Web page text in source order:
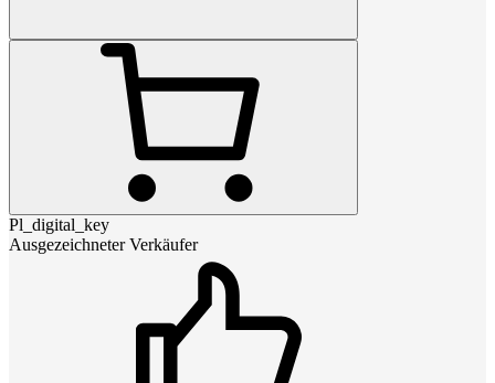
Pl_digital_key
Ausgezeichneter Verkäufer